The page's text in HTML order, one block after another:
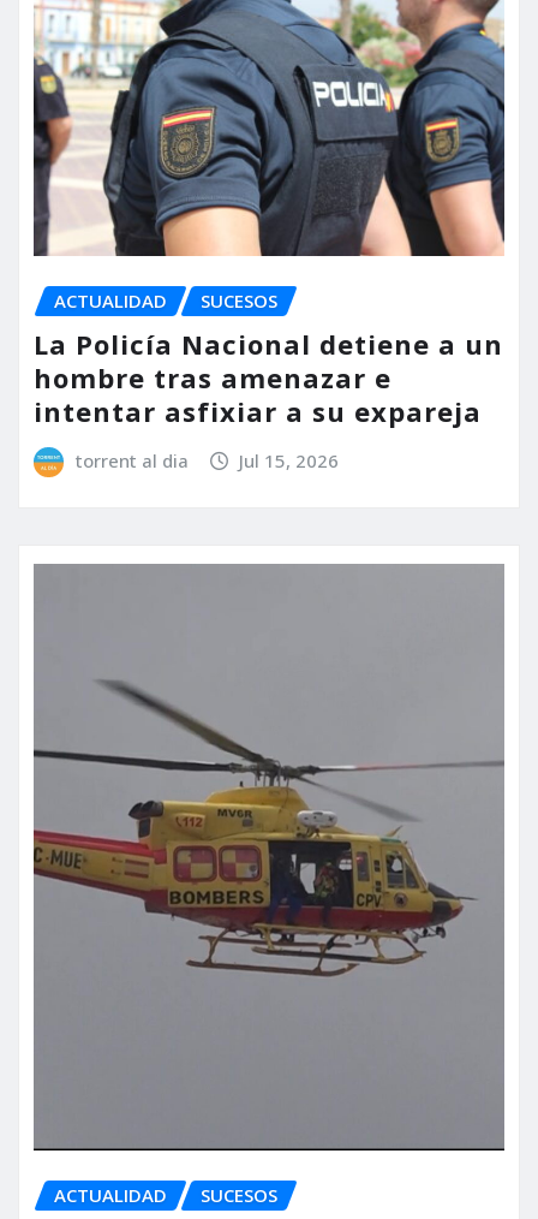
ACTUALIDAD SUCESOS
La Policía Nacional detiene a un
hombre tras amenazar e
intentar asfixiar a su expareja
torrent al dia Jul 15, 2026
ACTUALIDAD SUCESOS